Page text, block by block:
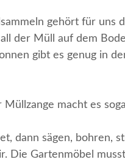
gehört für uns
all der Müll auf dem
gibt es genug in
macht es
dann sägen, bohren,
Die Gartenmöbel